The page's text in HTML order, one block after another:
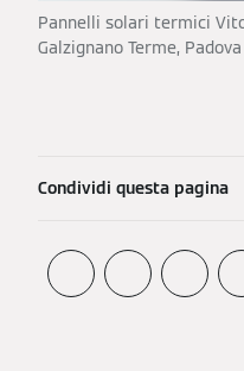
Pannelli solari termici
Galzignano Terme, Padova
Condividi questa pagina